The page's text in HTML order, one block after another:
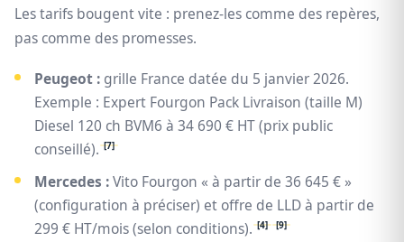
Les tarifs bougent vite : prenez-les comme des repères,
pas comme des promesses.
Peugeot : grille France datée du 5 janvier 2026.
Exemple : Expert Fourgon Pack Livraison (taille M)
Diesel 120 ch BVM6 à 34 690 € HT (prix public
conseillé). [7]
Mercedes :Vito Fourgon « à partir de 36 645 € »
(configuration à préciser) et offre de LLD à partir de
299 € HT/mois (selon conditions). [4] [9]